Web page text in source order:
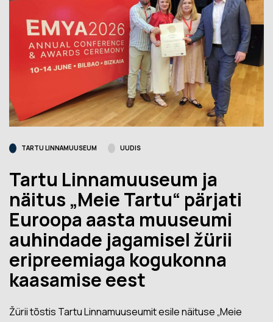
TARTU LINNAMUUSEUM UUDIS
Tartu Linnamuuseum ja
näitus „Meie Tartu“ pärjati
Euroopa aasta muuseumi
auhindade jagamisel žürii
eripreemiaga kogukonna
kaasamise eest
Žürii tõstis Tartu Linnamuuseumit esile näituse „Meie